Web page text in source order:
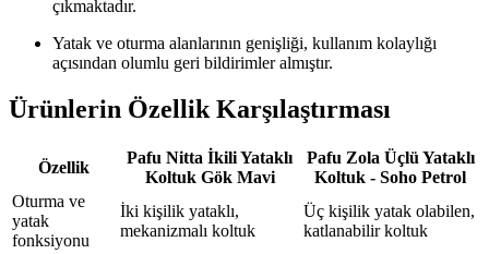
çıkmaktadır.
Yatak ve oturma alanlarının genişliği, kullanım kolaylığı
açısından olumlu geri bildirimler almıştır.
Ürünlerin Özellik Karşılaştırması
Özellik
Pafu Nitta İkili Yataklı
Koltuk Gök Mavi
Pafu Zola Üçlü Yataklı
Koltuk - Soho Petrol
Oturma ve
yatak
fonksiyonu
İki kişilik yataklı,
mekanizmalı koltuk
Üç kişilik yatak olabilen,
katlanabilir koltuk